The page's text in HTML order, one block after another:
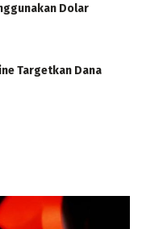
Dolar
Targetkan Dana